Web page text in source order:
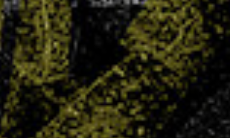
UNSS : carton plein pour Chepfer
3 JUIN 2025
Objectif annoncé, objectif atteint ! Cette année,